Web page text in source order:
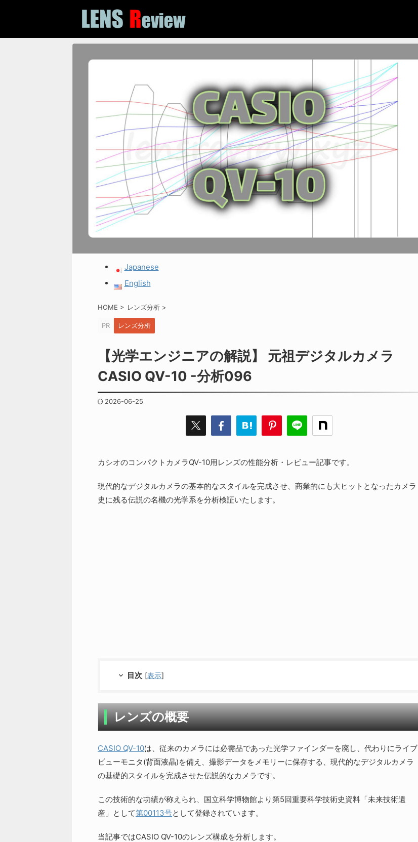
Japanese
English
HOME > レンズ分析 >
PR レンズ分析
【光学エンジニアの解説】 元祖デジタルカメラ
CASIO QV-10 -分析096
2026-06-25
カシオのコンパクトカメラQV-10用レンズの性能分析・レビュー記事です。
現代的なデジタルカメラの基本的なスタイルを完成させ、商業的にも大ヒットとなったカメラ
史に残る伝説の名機の光学系を分析検証いたします。
目次 [表示]
レンズの概要
CASIO QV-10は、従来のカメラには必需品であった光学ファインダーを廃し、代わりにライブ
ビューモニタ(背面液晶)を備え、撮影データをメモリーに保存する、現代的なデジタルカメラ
の基礎的スタイルを完成させた伝説的なカメラです。
この技術的な功績が称えられ、国立科学博物館より第5回重要科学技術史資料「未来技術遺
産」として第00113号として登録されています。
当記事ではCASIO QV-10のレンズ構成を分析します。